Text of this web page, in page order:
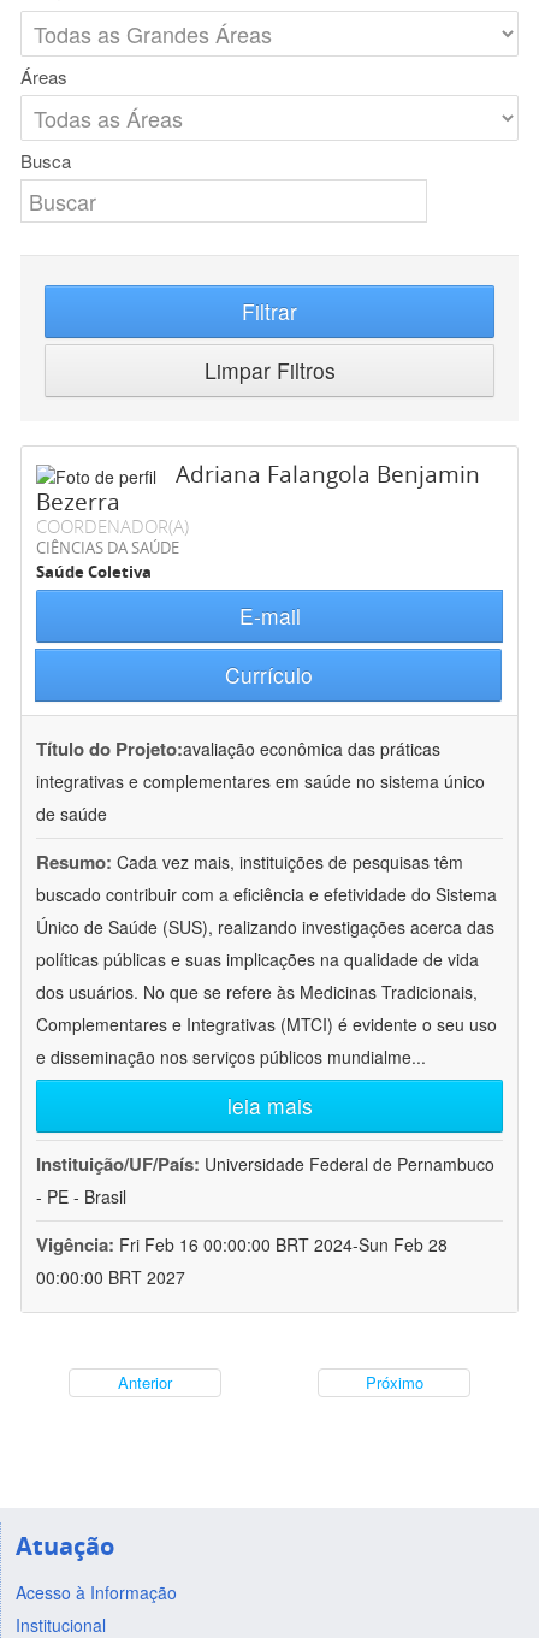
Áreas
Busca
Filtrar
Limpar Filtros
Adriana Falangola Benjamin
Bezerra
COORDENADOR(A)
CIÊNCIAS DA SAÚDE
Saúde Coletiva
E-mail
Currículo
Título do Projeto:avaliação econômica das práticas
integrativas e complementares em saúde no sistema único
de saúde
Resumo: Cada vez mais, instituições de pesquisas têm
buscado contribuir com a eficiência e efetividade do Sistema
Único de Saúde (SUS), realizando investigações acerca das
políticas públicas e suas implicações na qualidade de vida
dos usuários. No que se refere às Medicinas Tradicionais,
Complementares e Integrativas (MTCI) é evidente o seu uso
e disseminação nos serviços públicos mundialme...
leia mais
Instituição/UF/País: Universidade Federal de Pernambuco
- PE - Brasil
Vigência: Fri Feb 16 00:00:00 BRT 2024-Sun Feb 28
00:00:00 BRT 2027
Anterior Próximo
Atuação
Acesso à Informação
Institucional